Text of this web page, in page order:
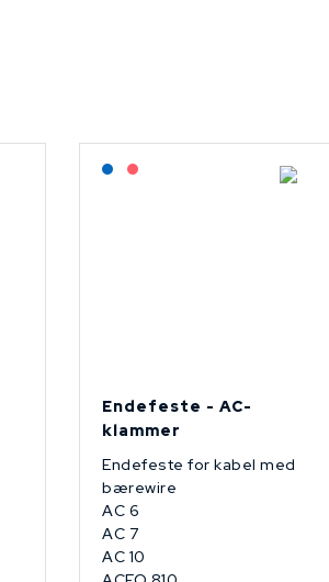
Lagerført: NEK Kabel
Endefeste - AC-
klammer
Endefeste for kabel med
bærewire
AC 6
AC 7
AC 10